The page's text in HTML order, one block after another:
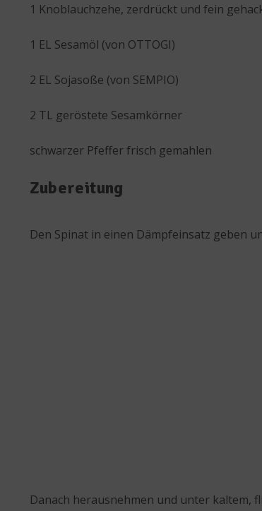
1 Knoblauchzehe, zerdrückt und fein
1 EL Sesamöl (von OTTOGI)
2 EL Sojasoße (von SEMPIO)
2 TL geröstete Sesamkörner
schwarzer Pfeffer frisch gemahlen
Zubereitung
Den Spinat in einen Dämpfeinsatz geben
Danach herausnehmen und unter kaltem,